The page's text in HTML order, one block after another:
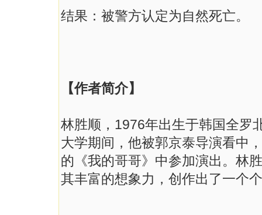
结果：被警方认定为自然死亡。
【作者简介】
林胜顺，1976年出生于韩国全罗
大学期间，他被郭京泰导演看中
的《我的哥哥》中参加演出。林
其丰富的想象力，创作出了一个